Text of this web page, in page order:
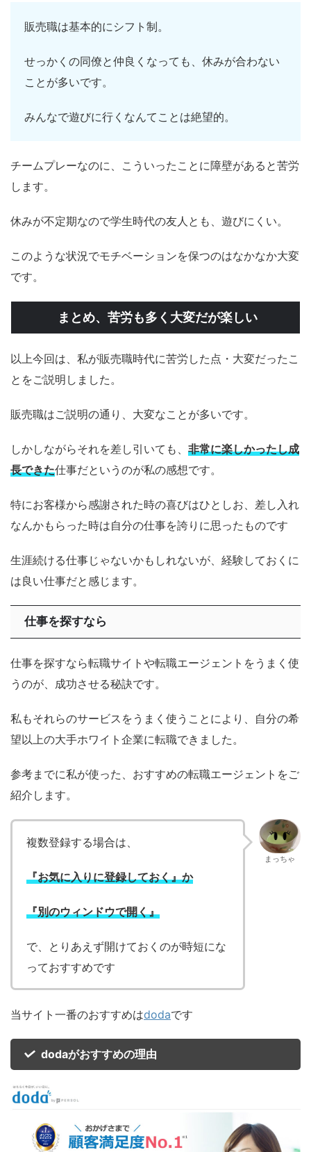
販売職は基本的にシフト制。
せっかくの同僚と仲良くなっても、休みが合わない
ことが多いです。
みんなで遊びに行くなんてことは絶望的。
チームプレーなのに、こういったことに障壁があると苦労
します。
休みが不定期なので学生時代の友人とも、遊びにくい。
このような状況でモチベーションを保つのはなかなか大変
です。
まとめ、苦労も多く大変だが楽しい
以上今回は、私が販売職時代に苦労した点・大変だったこ
とをご説明しました。
販売職はご説明の通り、大変なことが多いです。
しかしながらそれを差し引いても、 非常に楽しかったし成
長できた仕事だというのが私の感想です。
特にお客様から感謝された時の喜びはひとしお、差し入れ
なんかもらった時は自分の仕事を誇りに思ったものです
生涯続ける仕事じゃないかもしれないが、経験しておくに
は良い仕事だと感じます。
仕事を探すなら
仕事を探すなら転職サイトや転職エージェントをうまく使
うのが、成功させる秘訣です。
私もそれらのサービスをうまく使うことにより、自分の希
望以上の大手ホワイト企業に転職できました。
参考までに私が使った、おすすめの転職エージェントをご
紹介します。
複数登録する場合は、
『お気に入りに登録しておく』か
『別のウィンドウで開く』
で、とりあえず開けておくのが時短にな
っておすすめです
まっちゃ
当サイト一番のおすすめはdodaです
dodaがおすすめの理由